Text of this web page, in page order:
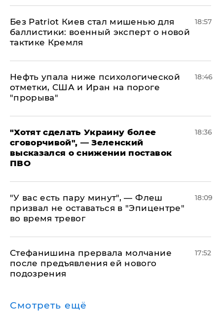
​Без Patriot Киев стал мишенью для
баллистики: военный эксперт о новой
тактике Кремля
18:57
Нефть упала ниже психологической
отметки, США и Иран на пороге
"прорыва"
18:46
​"Хотят сделать Украину более
сговорчивой", — Зеленский
высказался о снижении поставок
ПВО
18:36
​"У вас есть пару минут", — Флеш
призвал не оставаться в "Эпицентре"
во время тревог
18:09
Стефанишина прервала молчание
после предъявления ей нового
подозрения
17:52
Смотреть ещё